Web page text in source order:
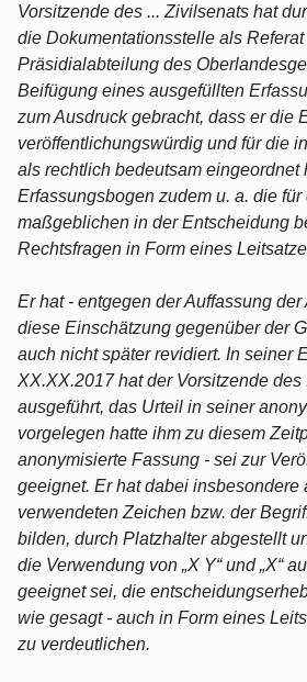
Vorsitzende des ... Zivilsenats hat
die Dokumentationsstelle als Referat
Präsidialabteilung des
Beifügung eines ausgefüllten
zum Ausdruck gebracht, dass er die
veröffentlichungswürdig und für die
als rechtlich bedeutsam eingeordnet
Erfassungsbogen zudem u. a. die
maßgeblichen in der Entscheidung
Rechtsfragen in Form eines
Er hat - entgegen der Auffassung
diese Einschätzung gegenüber der
auch nicht später revidiert. In seiner
XX.XX.2017 hat der Vorsitzende
ausgeführt, das Urteil in seiner
vorgelegen hatte ihm zu diesem
anonymisierte Fassung - sei zur
geeignet. Er hat dabei insbesondere
verwendeten Zeichen bzw. der
bilden, durch Platzhalter abgestellt
die Verwendung von „X Y“ und „X“
geeignet sei, die
wie gesagt - auch in Form eines
zu verdeutlichen.